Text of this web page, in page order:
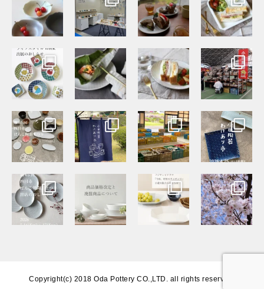
Copyright(c) 2018 Oda Pottery CO.,LTD. all rights reserved.